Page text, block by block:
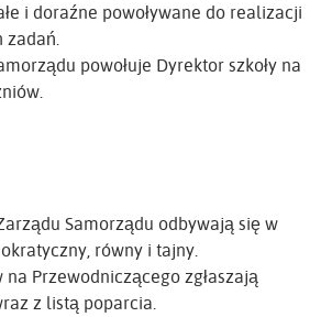
i doraźne powoływane do realizacji
zadań.
powołuje Dyrektor szkoły na
Samorządu odbywają się w
równy i tajny.
na Przewodniczącego zgłaszają
z listą poparcia.